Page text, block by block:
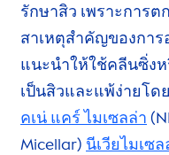
รักษาสิว เพราะการต
สาเหตุสำคัญของกา
แนะนำให้ใช้คลีนซิ่ง
เป็นสิวและแพ้ง่ายโด
คเน่ แคร์ ไมเซลล่า (
Micellar) นีเวียไมเซ